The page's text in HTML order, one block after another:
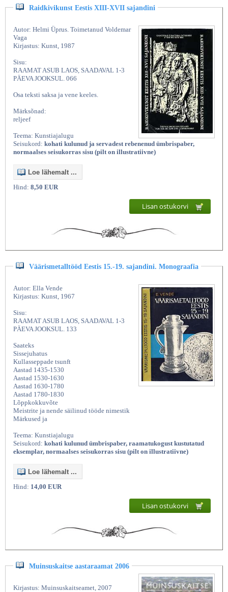
Raidkivikunst Eestis XIII-XVII sajandini
Autor: Helmi Üprus. Toimetanud Voldemar
Vaga
Kirjastus: Kunst, 1987
Sisu:
RAAMAT ASUB LAOS, SAADAVAL 1-3
PÄEVA JOOKSUL. 066
Osa teksti saksa ja vene keeles.
Märksõnad:
reljeef
Teema: Kunstiajalugu
Seisukord: kohati kulunud ja servadest rebenenud ümbrispaber,
normaalses seisukorras sisu (pilt on illustratiivne)
Loe lähemalt ...
Hind: 8,50 EUR
Lisan ostukorvi
Väärismetalltööd Eestis 15.-19. sajandini. Monograafia
Autor: Ella Vende
Kirjastus: Kunst, 1967
Sisu:
RAAMAT ASUB LAOS, SAADAVAL 1-3
PÄEVA JOOKSUL. 133
Saateks
Sissejuhatus
Kullasseppade tsunft
Aastad 1435-1530
Aastad 1530-1630
Aastad 1630-1780
Aastad 1780-1830
Lõppkokkuvõte
Meistrite ja nende säilinud tööde nimestik
Märkused ja
Teema: Kunstiajalugu
Seisukord: kohati kulunud ümbrispaber, raamatukogust kustutatud
eksemplar, normaalses seisukorras sisu (pilt on illustratiivne)
Loe lähemalt ...
Hind: 14,00 EUR
Lisan ostukorvi
Muinsuskaitse aastaraamat 2006
Kirjastus: Muinsuskaitseamet, 2007